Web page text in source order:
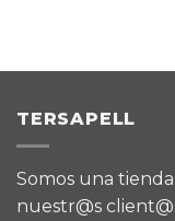
TERSAPELL
Somos una
nuestr@s